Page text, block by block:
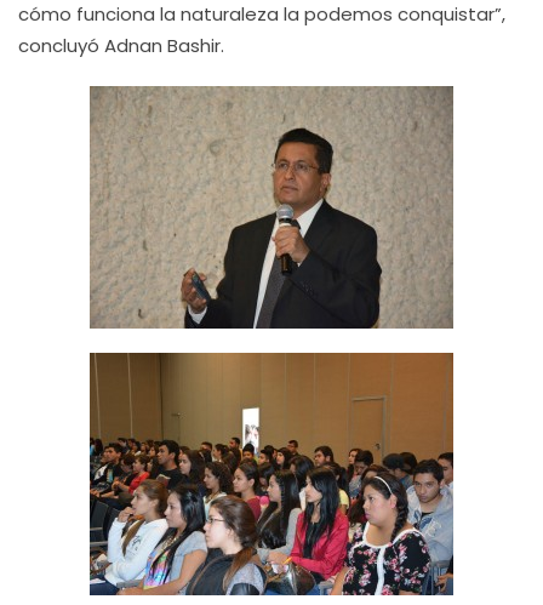
cómo funciona la naturaleza la podemos conquistar”,
concluyó Adnan Bashir.